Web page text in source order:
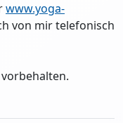
www.yoga-
von mir telefonisch